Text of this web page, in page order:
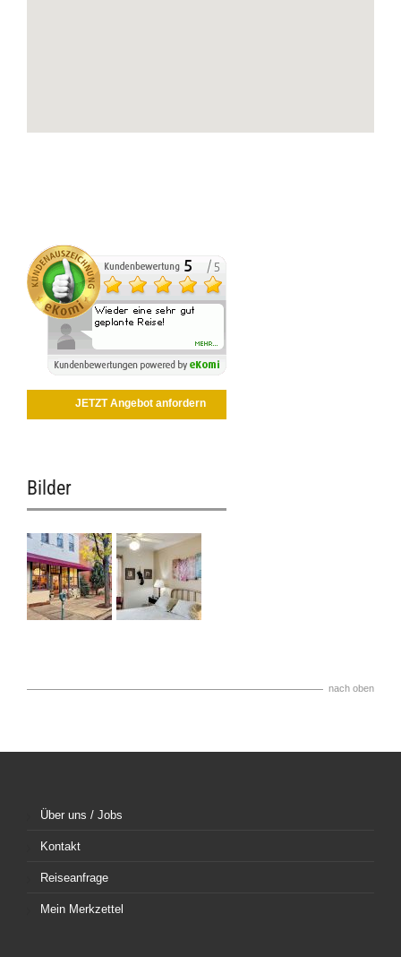
JETZT Angebot anfordern
Bilder
nach oben
Über uns / Jobs
Kontakt
Reiseanfrage
Mein Merkzettel